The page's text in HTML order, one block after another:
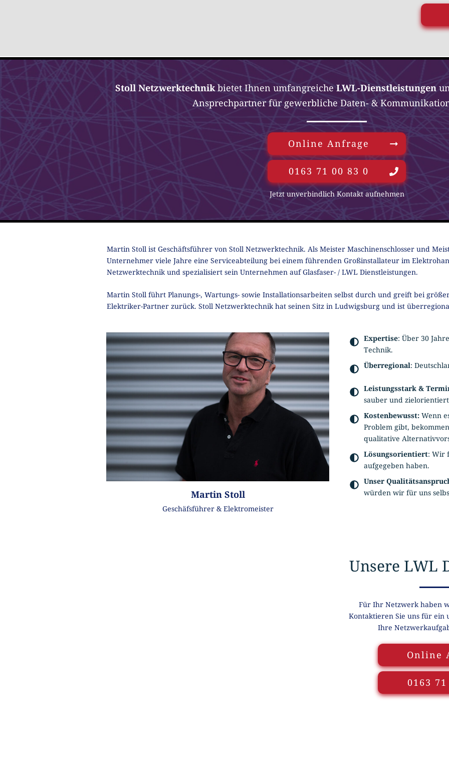
Stoll Netzwerktechnikbietet Ihnen umfangreiche LWL-Dienstleistungen
Ansprechpartner für gewerbliche Daten- &
Online Anfrage
0163 71 00 83 0
Jetzt unverbindlich Kontakt aufnehmen
Martin Stoll ist Geschäftsführer von Stoll Netzwerktechnik. Als Meister Maschinenschlosser und
Unternehmer viele Jahre eine Serviceabteilung bei einem führenden Großinstallateur im
Netzwerktechnik und spezialisiert sein Unternehmen auf Glasfaser- / LWL Dienstleistungen.
Martin Stoll führt Planungs-, Wartungs- sowie Installationsarbeiten selbst durch und greift bei
Elektriker-Partner zurück. Stoll Netzwerktechnik hat seinen Sitz in Ludwigsburg und ist
Martin Stoll
Geschäfsführer & Elektromeister
Expertise: Über 30
Technik.
Überregional:
Leistungsstark &
sauber und
Kostenbewusst: Wenn
Problem gibt,
qualitative
Lösungsorientiert: Wir
aufgegeben haben.
Unser
würden wir für uns
Unsere LWL
Für Ihr Netzwerk haben
Kontaktieren Sie uns für ein
Ihre
Online
0163